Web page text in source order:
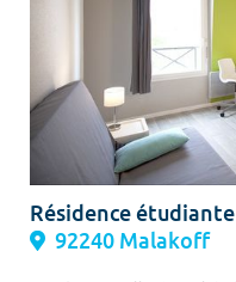
Résidence
92240 Malakoff